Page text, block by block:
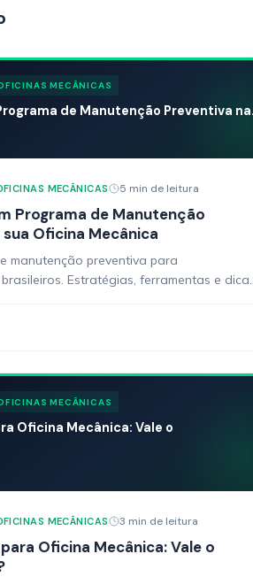
MECÂNICAS
de Manutenção Preventiva
MECÂNICAS 5 min de leitura
Programa de Manutenção
Oficina Mecânica
manutenção preventiva para
Estratégias, ferramentas e
MECÂNICAS
Oficina Mecânica: Vale o
MECÂNICAS 3 min de leitura
Oficina Mecânica: Vale o